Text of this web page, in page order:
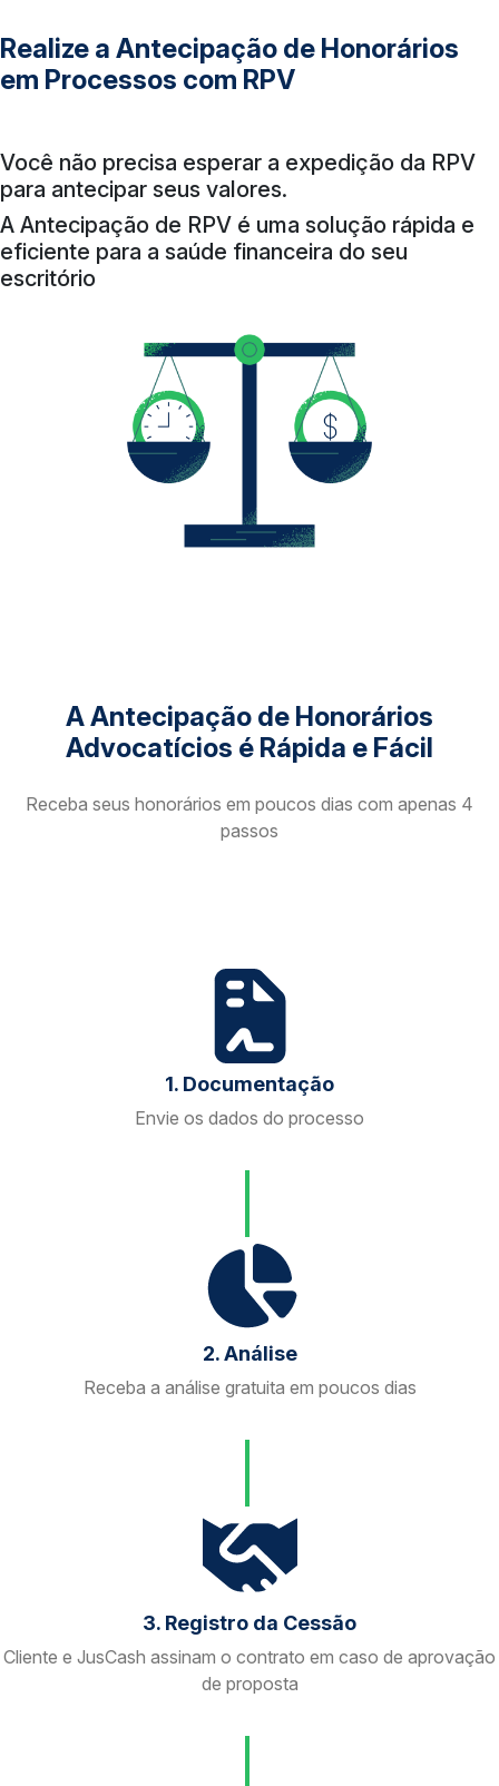
Realize a Antecipação de Honorários
em Processos com RPV
Você não precisa esperar a expedição da RPV
para antecipar seus valores.
A Antecipação de RPV é uma solução rápida e
eficiente para a saúde financeira do seu
escritório
A Antecipação de Honorários
Advocatícios é Rápida e Fácil
Receba seus honorários em poucos dias com apenas 4
passos
1. Documentação
Envie os dados do processo
2. Análise
Receba a análise gratuita em poucos dias
3. Registro da Cessão
Cliente e JusCash assinam o contrato em caso de aprovação
de proposta